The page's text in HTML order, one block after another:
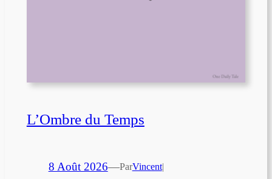
L’Ombre du Temps
8 Août 2026—ParVincent|